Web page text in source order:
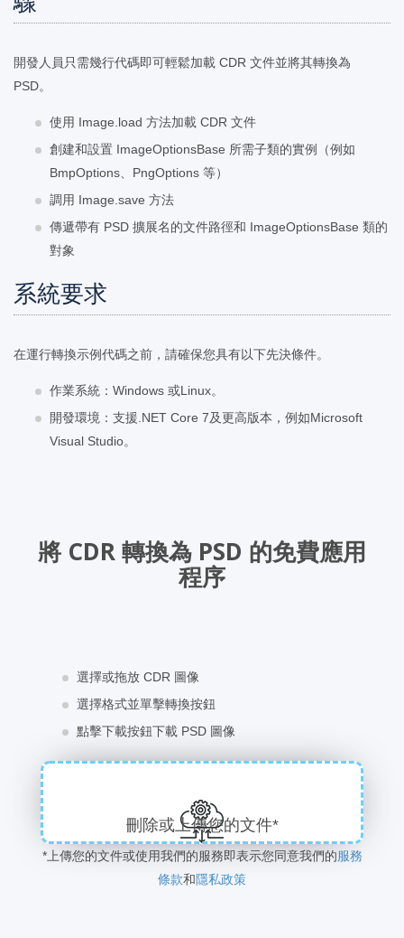
開發人員只需幾行代碼即可輕鬆加載 CDR 文件並將其轉換為
PSD。
使用 Image.load 方法加載 CDR 文件
創建和設置 ImageOptionsBase 所需子類的實例（例如
BmpOptions、PngOptions 等）
調用 Image.save 方法
傳遞帶有 PSD 擴展名的文件路徑和 ImageOptionsBase 類的
對象
系統要求
在運行轉換示例代碼之前，請確保您具有以下先決條件。
作業系統：Windows 或Linux。
開發環境：支援.NET Core 7及更高版本，例如Microsoft
Visual Studio。
將 CDR 轉換為 PSD 的免費應用
程序
選擇或拖放 CDR 圖像
選擇格式並單擊轉換按鈕
點擊下載按鈕下載 PSD 圖像
刪除或上傳您的文件*
*上傳您的文件或使用我們的服務即表示您同意我們的服務
條款和隱私政策